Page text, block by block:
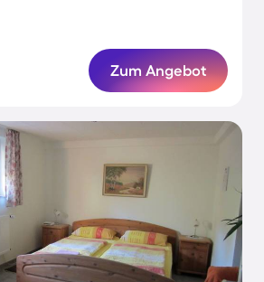
Zum Angebot